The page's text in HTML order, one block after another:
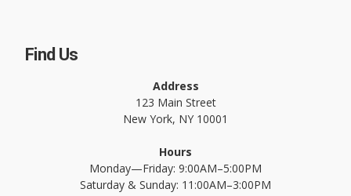
Find Us
Address
123 Main Street
New York, NY 10001
Hours
Monday—Friday: 9:00AM–5:00PM
Saturday & Sunday: 11:00AM–3:00PM